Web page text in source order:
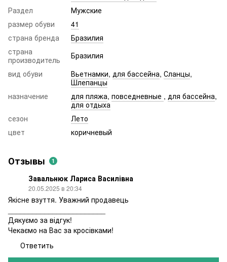
Раздел
Мужские
размер обуви
41
страна бренда
Бразилия
страна
производитель
Бразилия
вид обуви
Вьетнамки, для бассейна, Сланцы,
Шлепанцы
назначение
для пляжа, повседневные , для бассейна,
для отдыха
сезон
Лето
цвет
коричневый
Отзывы 1
Завальнюк Лариса Василівна
20.05.2025 в 20:34
Якісне взуття. Уважний продавець
Дякуємо за відгук!
Чекаємо на Вас за кросівками!
Ответить